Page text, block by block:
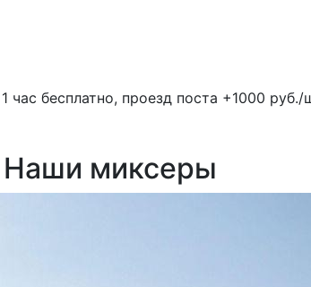
час бесплатно, проезд поста +1000 руб./
Наши миксеры